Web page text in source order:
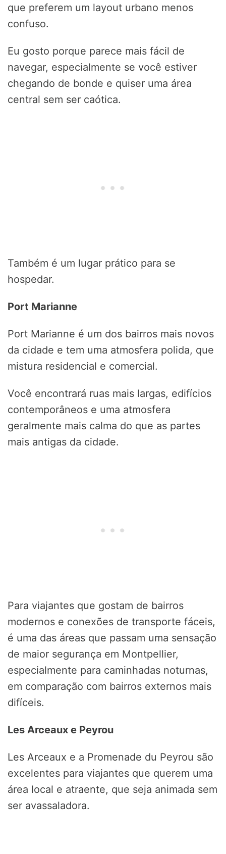
que preferem um layout urbano menos
confuso.
Eu gosto porque parece mais fácil de
navegar, especialmente se você estiver
chegando de bonde e quiser uma área
central sem ser caótica.
Também é um lugar prático para se
hospedar.
Port Marianne
Port Marianne é um dos bairros mais novos
da cidade e tem uma atmosfera polida, que
mistura residencial e comercial.
Você encontrará ruas mais largas, edifícios
contemporâneos e uma atmosfera
geralmente mais calma do que as partes
mais antigas da cidade.
Para viajantes que gostam de bairros
modernos e conexões de transporte fáceis,
é uma das áreas que passam uma sensação
de maior segurança em Montpellier,
especialmente para caminhadas noturnas,
em comparação com bairros externos mais
difíceis.
Les Arceaux e Peyrou
Les Arceaux e a Promenade du Peyrou são
excelentes para viajantes que querem uma
área local e atraente, que seja animada sem
ser avassaladora.